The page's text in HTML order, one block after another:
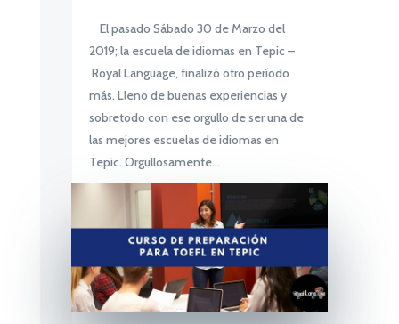
El pasado Sábado 30 de Marzo del
2019; la escuela de idiomas en Tepic –
Royal Language, finalizó otro período
más. Lleno de buenas experiencias y
sobretodo con ese orgullo de ser una de
las mejores escuelas de idiomas en
Tepic. Orgullosamente...